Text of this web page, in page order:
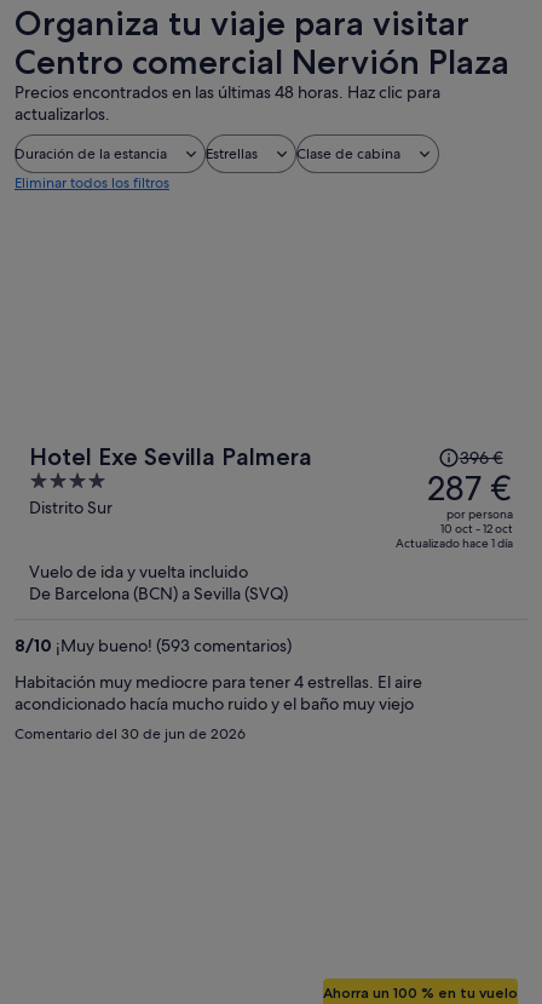
Organiza tu viaje para visitar
Centro comercial Nervión Plaza
Precios encontrados en las últimas 48 horas. Haz clic para
actualizarlos.
Duración de la estancia Estrellas
Clase de cabina
Eliminar todos los filtros
Hotel Exe Sevilla Palmera
4
out
Distrito Sur
El
precio
era
de
396 €,
396 €
287 €
por persona
10 oct - 12 oct
Actualizado hace 1 día
Vuelo de ida y vuelta incluido
De Barcelona (BCN) a Sevilla (SVQ)
8/10 ¡Muy bueno! (593 comentarios)
Habitación muy mediocre para tener 4 estrellas. El aire
acondicionado hacía mucho ruido y el baño muy viejo
Comentario del 30 de jun de 2026
Ahorra un 100 % en tu vuelo